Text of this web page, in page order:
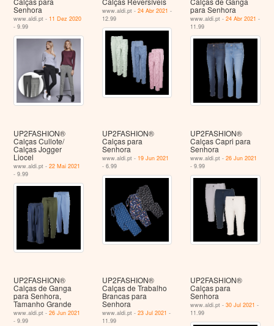
Senhora
www.aldi.pt - 11 Dez 2020
- 9.99
www.aldi.pt - 24 Abr 2021 -
12.99
para Senhora
www.aldi.pt -24 Abr 2021 -
11.99
UP2FASHION®
Calças Cullote/
Calças Jogger
Liocel
www.aldi.pt -22 Mai 2021
- 9.99
UP2FASHION®
Calças para
Senhora
www.aldi.pt - 19 Jun 2021
- 6.99
UP2FASHION®
Calças Capri para
Senhora
www.aldi.pt -26 Jun 2021
- 9.99
UP2FASHION®
Calças de Ganga
para Senhora,
Tamanho Grande
www.aldi.pt -26 Jun 2021
- 9.99
UP2FASHION®
Calças de Trabalho
Brancas para
Senhora
www.aldi.pt - 23 Jul 2021 -
11.99
UP2FASHION®
Calças para
Senhora
www.aldi.pt -30 Jul 2021 -
11.99